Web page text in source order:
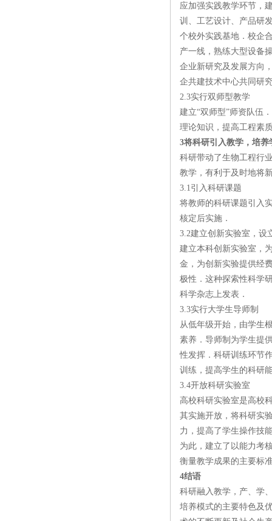
应加强实践教学环节，
训、工艺设计、产品研
个校外实践基地．校企
产一线，熟练大型设备
企业新研究及发展方向
企共建技术中心共同研
2.3实行双师型教学
建立“双师型”师资队伍
理论知识，提高工程素
3将科研引入教学，培养
科研带动了生物工程行
教学，有利于及时地将
3.1引入科研课题
将教师的科研课题引入
核定后实施．
3.2建立创新实验室，设
建立本科创新实验室，
金，为创新实验提供经
极性．这种探索性科学
科学杂志上发表．
3.3实行大学生导师制
从低年级开始，由学生
素养．导师制为学生提
性发挥．科研训练环节
训练，提高学生的科研
3.4开放科研实验室
高校科研实验室是高校
其实施开放，将科研实
力，提高了学生操作技
为此，建立了以能力考
衡量教学成果的主要标
4结语
科研融入教学，产、学
培养模式的主要特色及